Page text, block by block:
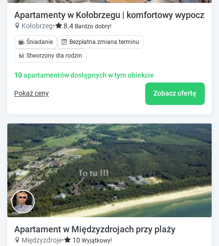
Apartamenty w Kołobrzegu | komfortowy
Kołobrzeg• 8.4 Bardzo dobry!
Śniadanie
Bezpłatna zmiana terminu
Stworzony dla rodzin
10apartamentów dostępnych w tym obiekcie
Pokaż ceny Zobacz ofertę
Apartament w Międzyzdrojach przy plaży
Międzyzdroje• 10 Wyjątkowy!